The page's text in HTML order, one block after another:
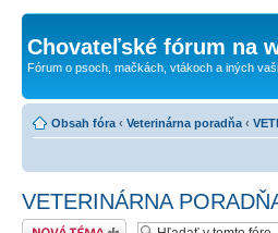
Chovateľské fórum na
Fórum o psoch, mačkách, vtákoch a iných
Obsah fóra ‹ Veterinárna poradňa ‹
VETERINÁRNA
Odoslať novú tému